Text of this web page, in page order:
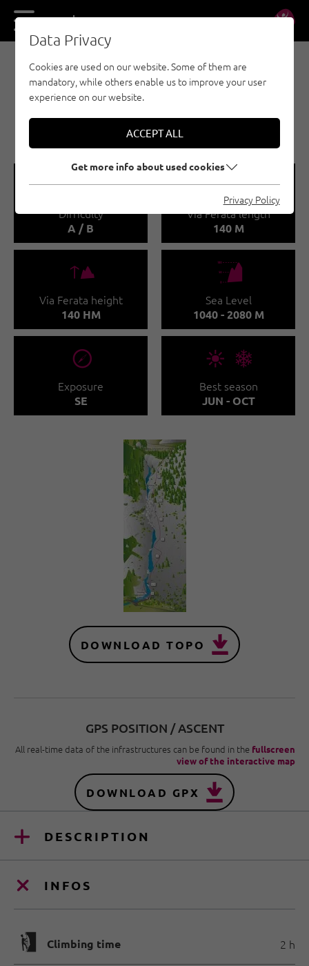
DE EN
E-BIKE & CLIMB - NAUDERS - TYROLEAN
OBERLAND - KAUNERTAL
E-BIKE & CLIMB -
KLEINER DRISTKOGEL
🞽
Difficulty
A / B
🔹
Via Ferata length
140 M
🜏
Via Ferata height
140 HM
🞱
Sea Level
1040 - 2080 M
🞂
Exposure
SE
🞀🖈
Best season
JUN - OCT
DOWNLOAD TOPO
GPS POSITION / ASCENT
All real-time data of the infrastructures can be found in the fullscreen
view of the interactive map
DOWNLOAD GPX
DESCRIPTION
INFOS
🄱 Climbing time 2 h
Data Privacy
Cookies are used on our website. Some of them are
mandatory, while others enable us to improve your user
experience on our website.
ACCEPT ALL
Get more info about used cookies
Privacy Policy